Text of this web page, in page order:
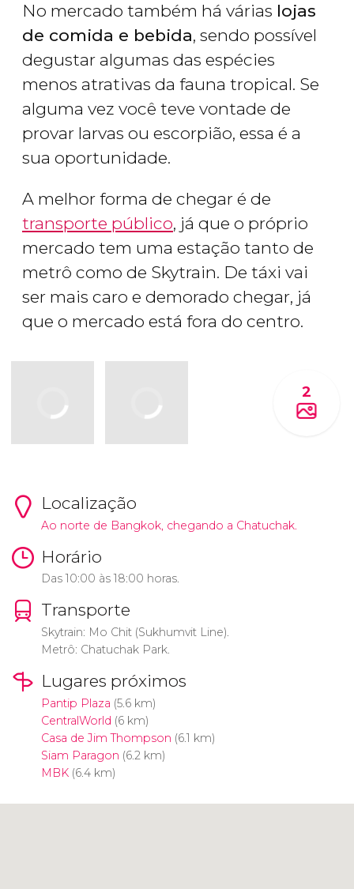
No mercado também há várias lojas
de comida e bebida, sendo possível
degustar algumas das espécies
menos atrativas da fauna tropical. Se
alguma vez você teve vontade de
provar larvas ou escorpião, essa é a
sua oportunidade.
A melhor forma de chegar é de
transporte público, já que o próprio
mercado tem uma estação tanto de
metrô como de Skytrain. De táxi vai
ser mais caro e demorado chegar, já
que o mercado está fora do centro.
2
Localização
Ao norte de Bangkok, chegando a Chatuchak.
Horário
Das 10:00 às 18:00 horas.
Transporte
Skytrain: Mo Chit (Sukhumvit Line).
Metrô: Chatuchak Park.
Lugares próximos
Pantip Plaza (5.6 km)
CentralWorld (6 km)
Casa de Jim Thompson (6.1 km)
Siam Paragon (6.2 km)
MBK(6.4 km)